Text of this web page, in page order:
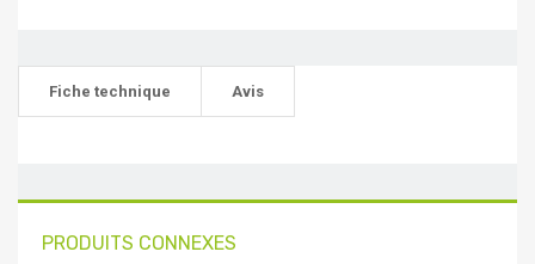
Fiche technique Avis
PRODUITS CONNEXES